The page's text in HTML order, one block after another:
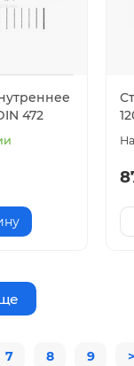
472
7 8 9 >